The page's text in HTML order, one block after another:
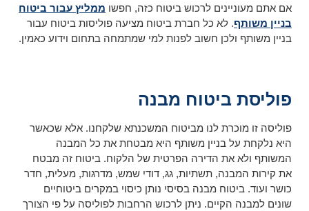
אם אתם מעוניינים לרכוש ביטוח כזה, חפשו ממליץ עבור ביטוח
בניין משותף. לא כל חברת ביטוח מציעה פוליסות ביטוח עבור
בניין משותף ולכן חשוב לפנות למי שמתמחה בתחום וידוע כאמין.
פוליסת ביטוח מבנה
פוליסה זו מוכרת לנו מביטוח המשכנתא שלקחנו. אלא שכאשר
היא נלקחת על בניין משותף היא מבטחת את כל המבנה
המשותף ולא את הדירה הפרטית של הלקוח. ביטוח זה מבטח
את קירות המבנה, תשתיות, גג, דודי שמש, מדרגות, מעלית, חדר
כושר ועוד. ביטוח מבנה בסיסי נותן כיסוי במקרים ביטוחיים
שונים למבנה הקיים. ניתן לרכוש הרחבות לפוליסה על פי הצורך